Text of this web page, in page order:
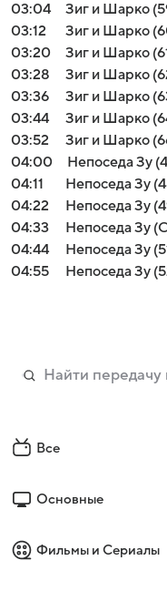
03:04
Зиг и Шарко
03:12
Зиг и Шарко
03:20
Зиг и Шарко
03:28
Зиг и Шарко
03:36
Зиг и Шарко
03:44
Зиг и Шарко
03:52
Зиг и Шарко
04:00
Непоседа Зу
04:11
Непоседа Зу
04:22
Непоседа Зу
04:33
Непоседа Зу
04:44
Непоседа Зу
04:55
Непоседа Зу
Все
Основные
Фильмы и Сериалы